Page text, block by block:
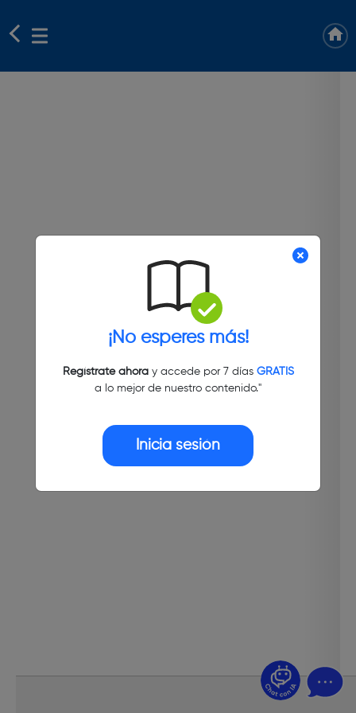
¡No esperes más!
Regístrate ahoray accede por 7 días GRATIS
a lo mejor de nuestro contenido."
Inicia sesión